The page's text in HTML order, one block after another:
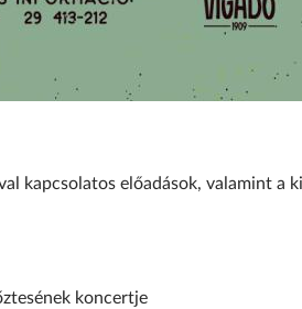
kapcsolatos előadások, valamint a
koncertje